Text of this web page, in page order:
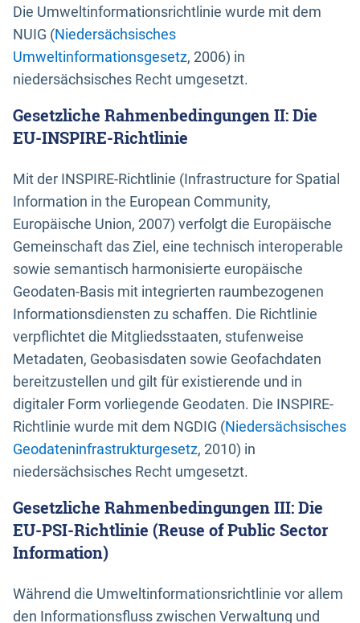
Die Umweltinformationsrichtlinie wurde mit dem
NUIG (Niedersächsisches
Umweltinformationsgesetz, 2006) in
niedersächsisches Recht umgesetzt.
Gesetzliche Rahmenbedingungen II: Die
EU-INSPIRE-Richtlinie
Mit der INSPIRE-Richtlinie (Infrastructure for Spatial
Information in the European Community,
Europäische Union, 2007) verfolgt die Europäische
Gemeinschaft das Ziel, eine technisch interoperable
sowie semantisch harmonisierte europäische
Geodaten-Basis mit integrierten raumbezogenen
Informationsdiensten zu schaffen. Die Richtlinie
verpflichtet die Mitgliedsstaaten, stufenweise
Metadaten, Geobasisdaten sowie Geofachdaten
bereitzustellen und gilt für existierende und in
digitaler Form vorliegende Geodaten. Die INSPIRE-
Richtlinie wurde mit dem NGDIG (Niedersächsisches
Geodateninfrastrukturgesetz, 2010) in
niedersächsisches Recht umgesetzt.
Gesetzliche Rahmenbedingungen III: Die
EU-PSI-Richtlinie (Reuse of Public Sector
Information)
Während die Umweltinformationsrichtlinie vor allem
den Informationsfluss zwischen Verwaltung und